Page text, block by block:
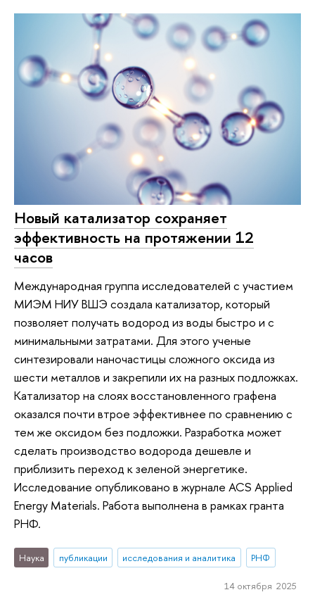
Новый катализатор сохраняет
эффективность на протяжении 12
часов
Международная группа исследователей с участием
МИЭМ НИУ ВШЭ создала катализатор, который
позволяет получать водород из воды быстро и с
минимальными затратами. Для этого ученые
синтезировали наночастицы сложного оксида из
шести металлов и закрепили их на разных подложках.
Катализатор на слоях восстановленного графена
оказался почти втрое эффективнее по сравнению с
тем же оксидом без подложки. Разработка может
сделать производство водорода дешевле и
приблизить переход к зеленой энергетике.
Исследование опубликовано в журнале ACS Applied
Energy Materials. Работа выполнена в рамках гранта
РНФ.
Наука публикации исследования и аналитика РНФ
14 октября 2025